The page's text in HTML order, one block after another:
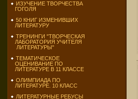
ИЗУЧЕНИЕ ТВОРЧЕСТВА
ГОГОЛЯ
50 КНИГ ИЗМЕНИВШИХ
ЛИТЕРАТУРУ
ТРЕНИНГИ "ТВОРЧЕСКАЯ
ЛАБОРАТОРИЯ УЧИТЕЛЯ
ЛИТЕРАТУРЫ"
ТЕМАТИЧЕСКОЕ
ОЦЕНИВАНИЕ ПО
ЛИТЕРАТУРЕ В 11 КЛАССЕ
ОЛИМПИАДА ПО
ЛИТЕРАТУРЕ. 10 КЛАСС
ЛИТЕРАТУРНЫЕ РЕБУСЫ